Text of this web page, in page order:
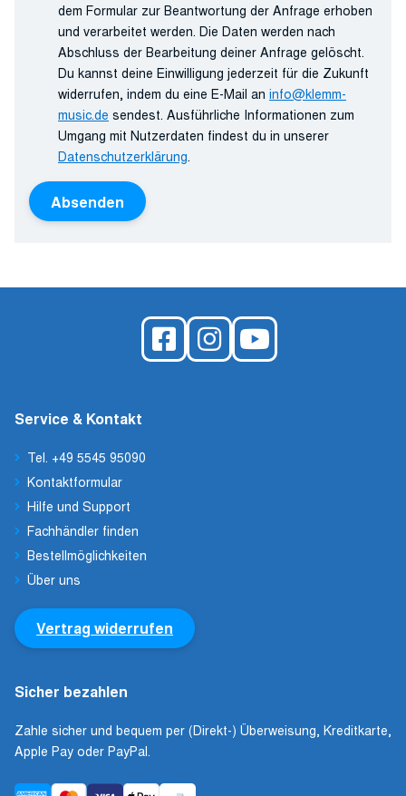
dem Formular zur Beantwortung der Anfrage erhoben
und verarbeitet werden. Die Daten werden nach
Abschluss der Bearbeitung deiner Anfrage gelöscht.
Du kannst deine Einwilligung jederzeit für die Zukunft
widerrufen, indem du eine E-Mail an info@klemm-
music.de sendest. Ausführliche Informationen zum
Umgang mit Nutzerdaten findest du in unserer
Datenschutzerklärung.
Absenden
Service & Kontakt
Tel. +49 5545 95090
Kontaktformular
Hilfe und Support
Fachhändler finden
Bestellmöglichkeiten
Über uns
Vertrag widerrufen
Sicher bezahlen
Zahle sicher und bequem per (Direkt-) Überweisung, Kreditkarte,
Apple Pay oder PayPal.